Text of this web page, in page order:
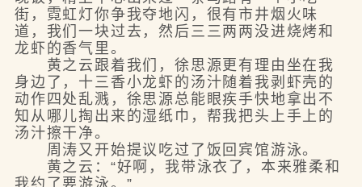
街，霓虹灯你争我夺地闪，很有市井烟火味
道，我们一块过去，然后三三两两没进烧烤和
龙虾的香气里。
黄之云跟着我们，徐思源更有理由坐在我
身边了，十三香小龙虾的汤汁随着我剥虾壳的
动作四处乱溅，徐思源总能眼疾手快地拿出不
知从哪儿掏出来的湿纸巾，帮我把头上手上的
汤汁擦干净。
周涛又开始提议吃过了饭回宾馆游泳。
黄之云：“好啊，我带泳衣了，本来雅柔和
我约了要游泳。”